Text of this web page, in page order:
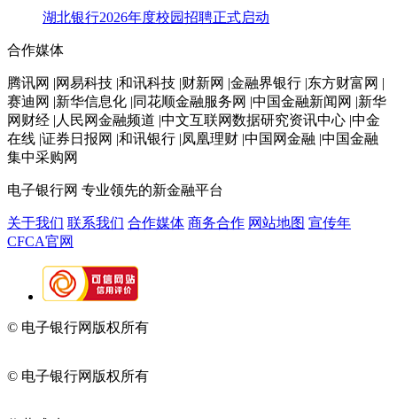
湖北银行2026年度校园招聘正式启动
合作媒体
腾讯网 |网易科技 |和讯科技 |财新网 |金融界银行 |东方财富网 |
赛迪网 |新华信息化 |同花顺金融服务网 |中国金融新闻网 |新华
网财经 |人民网金融频道 |中文互联网数据研究资讯中心 |中金
在线 |证券日报网 |和讯银行 |凤凰理财 |中国网金融 |中国金融
集中采购网
电子银行网 专业领先的新金融平台
关于我们 联系我们 合作媒体 商务合作 网站地图 宣传年
CFCA官网
© 电子银行网版权所有
© 电子银行网版权所有